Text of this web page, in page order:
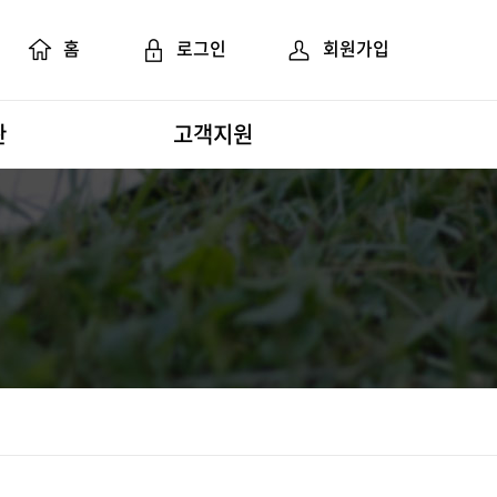
홈 로그인 회원가입
고객지원
공지 및 뉴스
질문과 답변
활동모습
자료실